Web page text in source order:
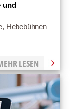
und
Hebebühnen
LESEN